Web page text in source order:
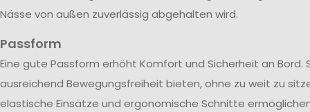
Nässe von außen zuverlässig abgehalten wird.
Passform
Eine gute Passform erhöht Komfort und Sicherheit an Bord.
ausreichend Bewegungsfreiheit bieten, ohne zu weit zu
elastische Einsätze und ergonomische Schnitte